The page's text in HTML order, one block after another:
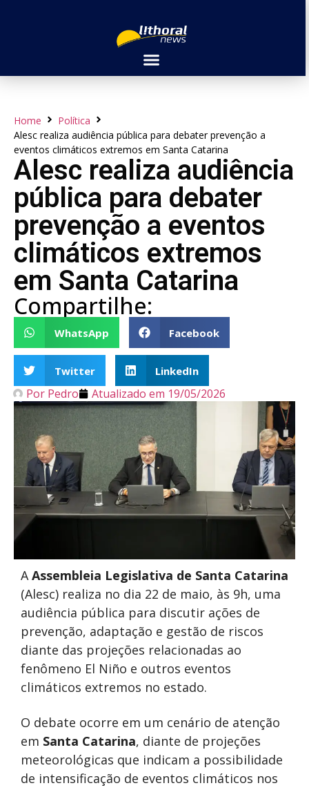
Home
Política
Alesc realiza audiência pública para debater prevenção a
eventos climáticos extremos em Santa Catarina
Alesc realiza audiência
pública para debater
prevenção a eventos
climáticos extremos
em Santa Catarina
Compartilhe:
WhatsApp Facebook
Twitter LinkedIn
Por Pedro Atualizado em 19/05/2026
AAssembleia Legislativa de Santa Catarina
(Alesc) realiza no dia 22 de maio, às 9h, uma
audiência pública para discutir ações de
prevenção, adaptação e gestão de riscos
diante das projeções relacionadas ao
fenômeno El Niño e outros eventos
climáticos extremos no estado.
O debate ocorre em um cenário de atenção
em Santa Catarina, diante de projeções
meteorológicas que indicam a possibilidade
de intensificação de eventos climáticos nos